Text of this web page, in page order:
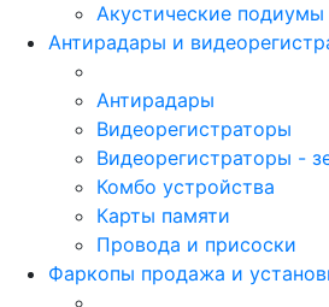
Акустические подиумы
Антирадары и
Антирадары
Видеорегистраторы
Видеорегистраторы -
Комбо устройства
Карты памяти
Провода и присоски
Фаркопы продажа и